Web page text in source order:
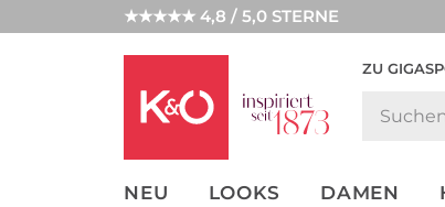
★★★★★ 4,8 / 5,0 STERNE
ZU
NEU LOOKS DAMEN
UNSERE APP
CLICK &